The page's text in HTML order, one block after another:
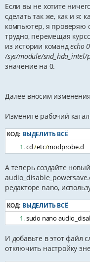
Если вы не хотите
сделать так же, как и я:
компьютер, я проверяю
трудно, перемещая
из истории командecho
/sys/module/snd_hda_intel/
значение на 0.
Далее вносим
Измените рабочий
КОД: ВЫДЕЛИТЬ ВСЁ
cd /etc/modprobe.d
А теперь создайте
редакторе nano,
КОД: ВЫДЕЛИТЬ ВСЁ
sudo nano
И добавьте в этот файл
отключить настройку